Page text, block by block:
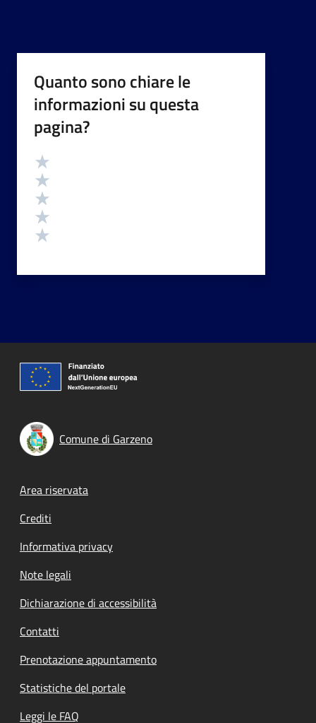
Quanto sono chiare le
informazioni su questa
pagina?
Valutazione
Comune di Garzeno
Footer menu
Area riservata
Crediti
Informativa privacy
Note legali
Dichiarazione di accessibilità
Contatti
Prenotazione appuntamento
Statistiche del portale
Leggi le FAQ